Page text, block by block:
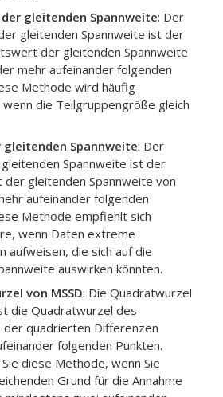
gleitenden Spannweite: Der
gleitenden Spannweite ist der
der gleitenden Spannweite
mehr aufeinander folgenden
Methode wird häufig
die Teilgruppengröße gleich
gleitenden Spannweite: Der
Spannweite ist der
der gleitenden Spannweite von
aufeinander folgenden
Methode empfiehlt sich
wenn Daten extreme
aufweisen, die sich auf die
auswirken könnten.
von MSSD: Die Quadratwurzel
die Quadratwurzel des
quadrierten Differenzen
folgenden Punkten.
diese Methode, wenn Sie
Grund für die Annahme